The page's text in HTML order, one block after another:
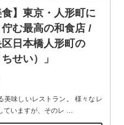
食】東京・人形町に
む最高の和食店 /
日本橋人形町の
せい）」
美味しいレストラン。 様々なレ
ていますが、そのレ